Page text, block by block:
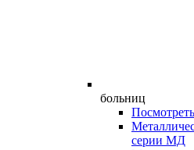
больниц
серии МД